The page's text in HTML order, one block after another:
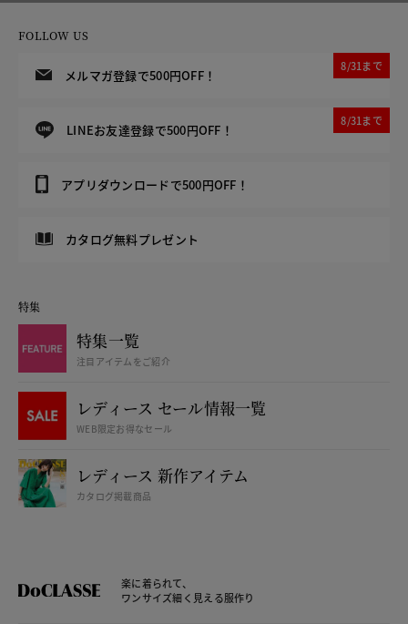
FOLLOW US
メルマガ登録で500円OFF！
8/31まで
LINEお友達登録で500円OFF！
8/31まで
アプリダウンロードで500円OFF！
カタログ無料プレゼント
特集
特集一覧
注目アイテムをご紹介
レディース セール情報一覧
WEB限定お得なセール
レディース 新作アイテム
カタログ掲載商品
楽に着られて、
ワンサイズ細く見える服作り